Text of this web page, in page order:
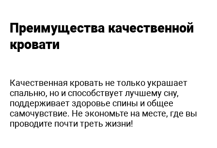
Преимущества качественной
кровати
Качественная кровать не только украшает
спальню, но и способствует лучшему сну,
поддерживает здоровье спины и общее
самочувствие. Не экономьте на месте, где вы
проводите почти треть жизни!